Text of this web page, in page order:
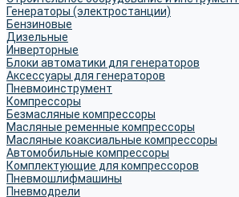
Генераторы (электростанции)
Бензиновые
Дизельные
Инверторные
Блоки автоматики для генераторов
Аксессуары для генераторов
Пневмоинструмент
Компрессоры
Безмасляные компрессоры
Масляные ременные компрессоры
Масляные коаксиальные компрессоры
Автомобильные компрессоры
Комплектующие для компрессоров
Пневмошлифмашины
Пневмодрели